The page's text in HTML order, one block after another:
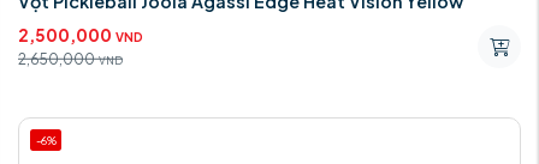
2,500,000 VND
2,650,000 VND
-6%